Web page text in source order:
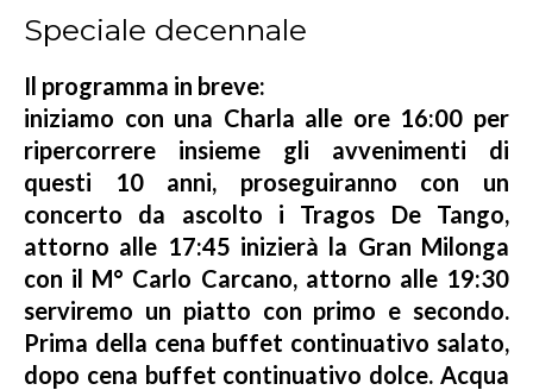
Speciale decennale
Il programma in breve:
iniziamo con una Charla alle ore 16:00 per
ripercorrere insieme gli avvenimenti di
questi 10 anni, proseguiranno con un
concerto da ascolto i Tragos De Tango,
attorno alle 17:45 inizierà la Gran Milonga
con il M° Carlo Carcano, attorno alle 19:30
serviremo un piatto con primo e secondo.
Prima della cena buffet continuativo salato,
dopo cena buffet continuativo dolce. Acqua